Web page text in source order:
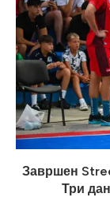
Завршен
Три